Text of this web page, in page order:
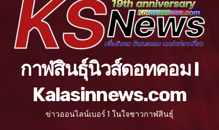
กาฬสินธุ์นิวส์ดอทคอม l
Kalasinnews.com
ข่าวออนไลน์เบอร์ 1 ในใจชาวกาฬสินธุ์